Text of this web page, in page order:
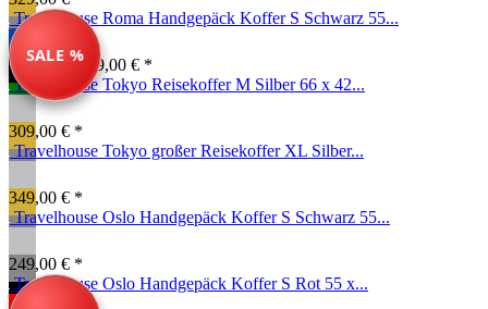
SALE %
Travelhouse Roma Handgepäck Koffer S Schwarz 55...
99,00 € *149,00 € *
Travelhouse Tokyo Reisekoffer M Silber 66 x 42...
309,00 € *
Travelhouse Tokyo großer Reisekoffer XL Silber...
349,00 € *
Travelhouse Oslo Handgepäck Koffer S Schwarz 55...
249,00 € *
Travelhouse Oslo Handgepäck Koffer S Rot 55 x...